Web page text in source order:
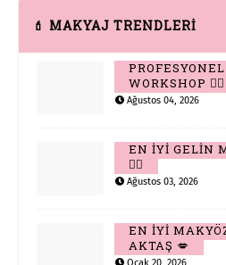
💄 MAKYAJ TRENDLERİ
WORKSHOP
Ağustos 04, 2026
EN İYİ GELİN
👆🏻
Ağustos 03, 2026
EN İYİ
AKTAŞ 💋
Ocak 20, 2026